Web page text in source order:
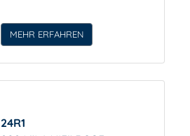
MEHR ERFAHREN
24R1